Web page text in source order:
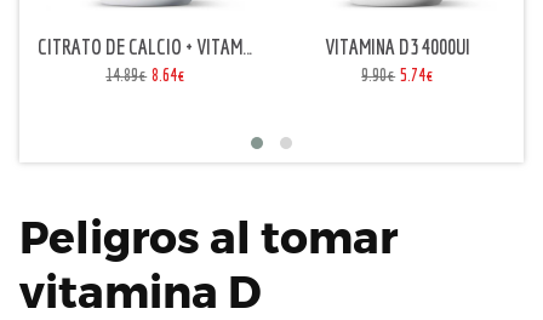
CITRATO DE CALCIO + VITAMINA D3 (150mg CALCIO/300UI)
14.89€ 8.64€
VITAMINA D3 4000UI
9.90€ 5.74€
Peligros al tomar
vitamina D